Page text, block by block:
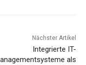
Nächster Artikel
Integrierte IT-
als